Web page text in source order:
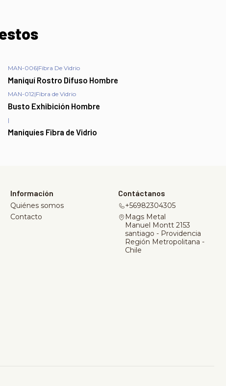
MAN-006|Fibra De Vidrio
Maniquí Rostro Difuso Hombre
MAN-012|Fibra de Vidrio
Busto Exhibición Hombre
|
Maniquíes Fibra de Vidrio
Información
Quiénes somos
Contacto
Contáctanos
+56982304305
Mags Metal
Manuel Montt 2153
santiago - Providencia
Región Metropolitana -
Chile